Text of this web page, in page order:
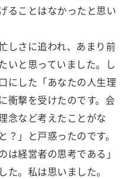
ることはなかったと思い
しさに追われ、あまり前
いと思っていました。し
にした「あなたの人生理
衝撃を受けたのです。会
念など考えたことがな
？」と戸惑ったのです。
は経営者の思考である」
た。私は思いました。